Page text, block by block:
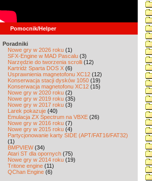
Pomocnik/Helper
Poradniki
Nowe gry w 2026 roku (1)
SFX-Engine w MAD Pascalu (3)
Narzędzie do tworzenia scrolli (12)
Kartridż Sparta DOS X (6)
Usprawnienia magnetofonu XC12 (12)
Konserwacja stacji dysków 1050 (19)
Konserwacja magnetofonu XC12 (15)
Nowe gry w 2020 roku (2)
Nowe gry w 2019 roku (35)
Nowe gry w 2017 roku (3)
Larek pokazuje (40)
Emulacja ZX Spectrum na VBXE (26)
Nowe gry w 2016 roku (7)
Nowe gry w 2015 roku (4)
Partycjonowanie karty SIDE (APT/FAT16/FAT32)
(1)
BMPVIEW(34)
Atari ST dla opornych (75)
Nowe gry w 2014 roku (19)
Tritone engine (11)
QChan Engine (6)